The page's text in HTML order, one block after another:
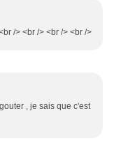
/> <br /> <br /> <br />
, je sais que c'est